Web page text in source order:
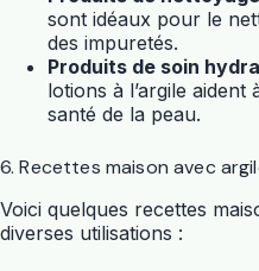
sont idéaux pour le
des impuretés.
Produits de soin
lotions à l’argile aident
santé de la peau.
6. Recettes maison avec
Voici quelques recettes
diverses utilisations :